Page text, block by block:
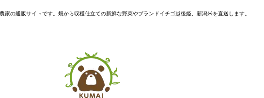
の通販サイトです。畑から収穫仕立ての新鮮な野菜やブランドイチゴ越後姫、新潟米を直送します。